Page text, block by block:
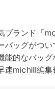
ブランド「
バッグがつ
能的なバッ
速michill編集